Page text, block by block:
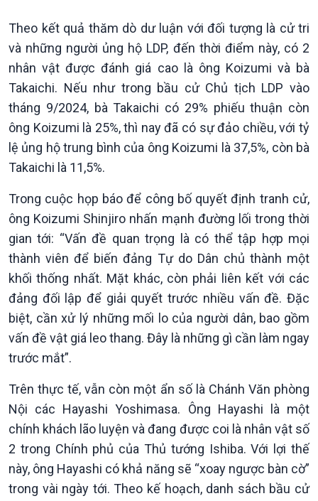
Trước giờ mở cửa
Dòng chảy Kinh tế
Sức sống hàng Việt
Khởi nghiệp
Tuyên chiến với gian lận
thương mại
đảo
Mùa vàng
Biển đảo Việt Nam
Tâm tình biên giới và hải
đảo
Tìm hiểu biển, đảo Việt
Nam
Xã hội
Tin Đời sống & Xã hội
360 độ Sức khỏe
Tài nguyên và Môi trường
Chuyên gia của bạn
Xã hội chuyển động
Bước chân đến trường
Khoa học & Công nghệ
Tin Khoa học & Công nghệ
khí hậu
Theo kết quả thăm dò dư luận với đối tượng là cử tri
và những người ủng hộ LDP, đến thời điểm này, có 2
nhân vật được đánh giá cao là ông Koizumi và bà
Takaichi. Nếu như trong bầu cử Chủ tịch LDP vào
tháng 9/2024, bà Takaichi có 29% phiếu thuận còn
ông Koizumi là 25%, thì nay đã có sự đảo chiều, với tỷ
lệ ủng hộ trung bình của ông Koizumi là 37,5%, còn bà
Takaichi là 11,5%.
Trong cuộc họp báo để công bố quyết định tranh cử,
ông Koizumi Shinjiro nhấn mạnh đường lối trong thời
gian tới: “Vấn đề quan trọng là có thể tập hợp mọi
thành viên để biến đảng Tự do Dân chủ thành một
khối thống nhất. Mặt khác, còn phải liên kết với các
đảng đối lập để giải quyết trước nhiều vấn đề. Đặc
biệt, cần xử lý những mối lo của người dân, bao gồm
vấn đề vật giá leo thang. Đây là những gì cần làm ngay
trước mắt”.
Trên thực tế, vẫn còn một ẩn số là Chánh Văn phòng
Nội các Hayashi Yoshimasa. Ông Hayashi là một
chính khách lão luyện và đang được coi là nhân vật số
2 trong Chính phủ của Thủ tướng Ishiba. Với lợi thế
này, ông Hayashi có khả năng sẽ “xoay ngược bàn cờ”
trong vài ngày tới. Theo kế hoạch, danh sách bầu cử